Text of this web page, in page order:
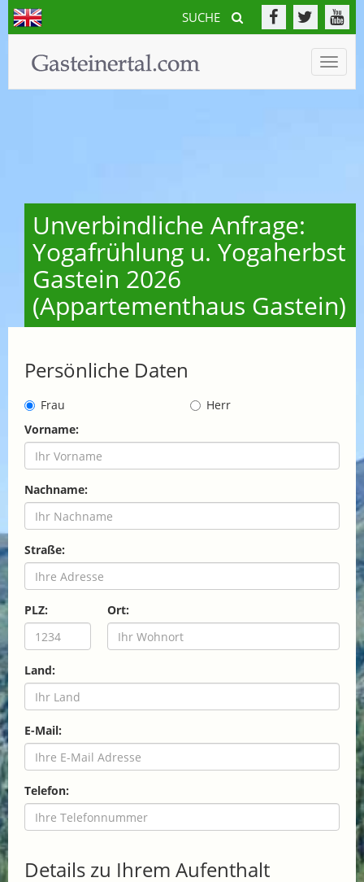
SUCHE
Toggle
Unverbindliche Anfrage:
Yogafrühlung u. Yogaherbst
Gastein 2026
(Appartementhaus Gastein)
Persönliche Daten
Frau
Herr
Vorname:
Nachname:
Straße:
PLZ: Ort:
Land:
E-Mail:
Telefon:
Details zu Ihrem Aufenthalt